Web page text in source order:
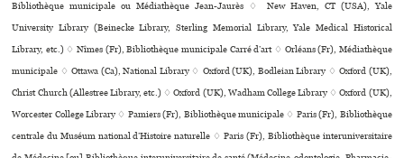
Bibliothèque muni­ci­pale ou Médiathèque Jean-Jaurès ♢ New Haven, CT (USA), Yale
University Library (Beinecke Library, Sterling Memorial Library, Yale Medical Historical
Library, etc.) ♢ Nîmes (Fr), Bibliothèque muni­ci­pale Carré d’art ♢ Orléans (Fr), Médiathèque
muni­ci­pale ♢ Ottawa (Ca), National Library ♢ Oxford (UK), Bodleian Library ♢ Oxford (UK),
Christ Church (Allestree Library, etc.) ♢ Oxford (UK), Wadham College Library ♢ Oxford (UK),
Worcester College Library ♢ Pamiers (Fr), Bibliothèque municipale ♢ Paris (Fr), Bibliothèque
cen­trale du Muséum natio­nal d’Histoire natu­relle ♢ Paris (Fr), Bibliothèque inte­ru­ni­ver­si­taire